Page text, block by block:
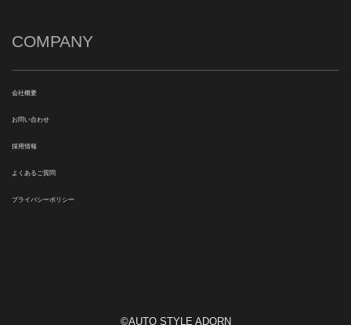
COMPANY
会社概要
お問い合わせ
採用情報
よくあるご質問
プライバシーポリシー
©AUTO STYLE ADORN